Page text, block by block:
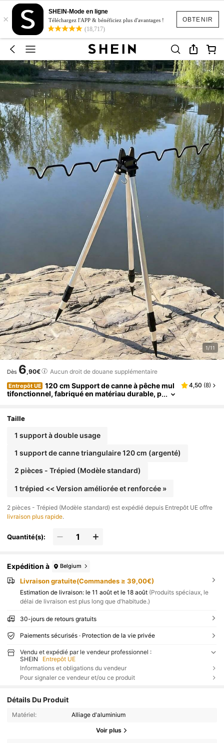
OBTENIR
×
SHEIN-Mode en ligne
Téléchargez l'APP & bénéficiez plus d'avantages !
(18,717)
1/11
Dès 6,90€ Aucun droit de douane supplémentaire
Entrepôt UE 120 cm Support de canne à pêche mul
tifonctionnel, fabriqué en matériau durable, p
ons de canne, idéal pour la pêche
4,50 (8)
Taille
1 support à double usage
1 support de canne triangulaire 120 cm (argenté)
2 pièces - Trépied (Modèle standard)
1 trépied << Version améliorée et renforcée »
​2 pièces - Trépied (Modèle standard) est expédié depuis Entrepôt UE offre
livraison plus rapide.
Quantité(s):
Expédition à Belgium
Livraison gratuite(Commandes ≥ 39,00€)
Estimation de livraison: le 11 août et le 18 août (Produits spéciaux, le
délai de livraison est plus long que d'habitude.)
30-jours de retours gratuits
Paiements sécurisés · Protection de la vie privée
Vendu et expédié par le vendeur professionnel :
SHEIN
Entrepôt UE
Informations et obligations du vendeur
Pour signaler ce vendeur et/ou ce produit
Détails Du Produit
Matériel: Alliage d'aluminium
Voir plus